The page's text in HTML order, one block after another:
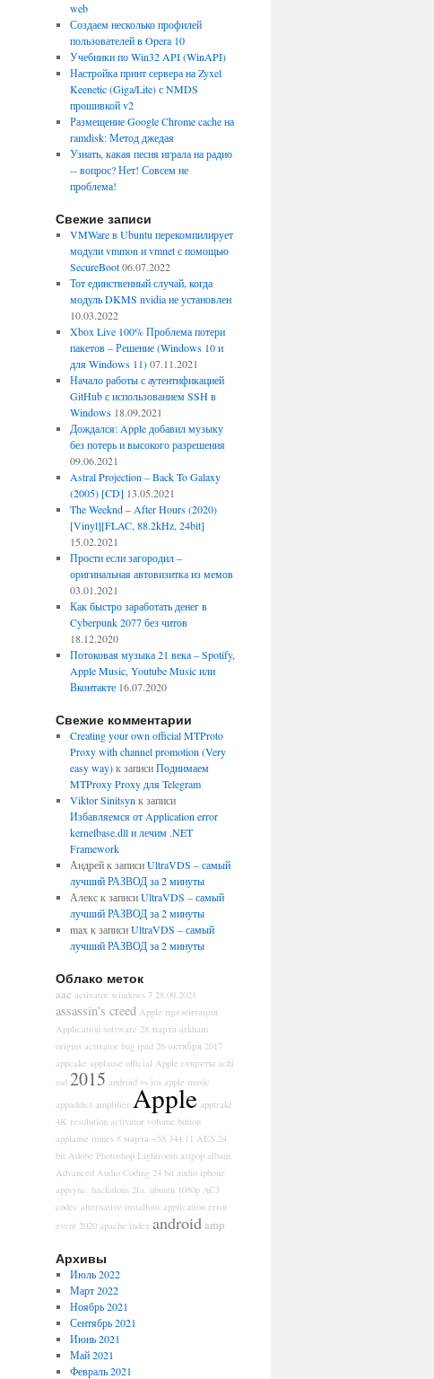
web
Создаем несколько профилей
пользователей в Opera 10
Учебники по Win32 API (WinAPI)
Настройка принт сервера на Zyxel
Keenetic (Giga/Lite) с NMDS
прошивкой v2
Размещение Google Chrome cache на
ramdisk: Метод джедая
Узнать, какая песня играла на радио
-- вопрос? Нет! Совсем не
проблема!
Свежие записи
VMWare в Ubuntu перекомпилирует
модули vmmon и vmnet с помощью
SecureBoot 06.07.2022
Тот единственный случай, когда
модуль DKMS nvidia не установлен
10.03.2022
Xbox Live 100% Проблема потери
пакетов – Решение (Windows 10 и
для Windows 11) 07.11.2021
Начало работы с аутентификацией
GitHub с использованием SSH в
Windows 18.09.2021
Дождался: Apple добавил музыку
без потерь и высокого разрешения
09.06.2021
Astral Projection – Back To Galaxy
(2005) [CD] 13.05.2021
The Weeknd – After Hours (2020)
[Vinyl][FLAC, 88.2kHz, 24bit]
15.02.2021
Прости если загородил –
оригинальная автовизитка из мемов
03.01.2021
Как быстро заработать денег в
Cyberpunk 2077 без читов
18.12.2020
Потоковая музыка 21 века – Spotify,
Apple Music, Youtube Music или
Вконтакте 16.07.2020
Свежие комментарии
Creating your own official MTProto
Proxy with channel promotion (Very
easy way)к записиПоднимаем
MTProxy Proxy для Telegram
Viktor Sinitsyn к записи
Избавляемся от Application error
kernelbase.dll и лечим .NET
Framework
Андрейк записиUltraVDS – самый
лучший РАЗВОД за 2 минуты
Алекск записиUltraVDS – самый
лучший РАЗВОД за 2 минуты
max к записиUltraVDS – самый
лучший РАЗВОД за 2 минуты
Облако меток
aac activator windows 7 28.09.2021
assassin's creed Apple презентация
Application software 28 марта arkham
origins activator bug ipad 26 октября 2017
appcake applause official Apple секреты achi
ssd 2015 android vs ios apple music
appaddict amplifier Apple apptrakr
4K resolution activator volume button
applause itunes 8 марта +58 344.11 AES 24
bit Adobe Photoshop Lightroom artpop album
Advanced Audio Coding 24 bit audio iphone
appsync. hackulous 2fa. ubuntu 1080p AC3
codec alternative installous application error
event 2020 apache index androidamp
Архивы
Июль 2022
Март 2022
Ноябрь 2021
Сентябрь 2021
Июнь 2021
Май 2021
Февраль 2021